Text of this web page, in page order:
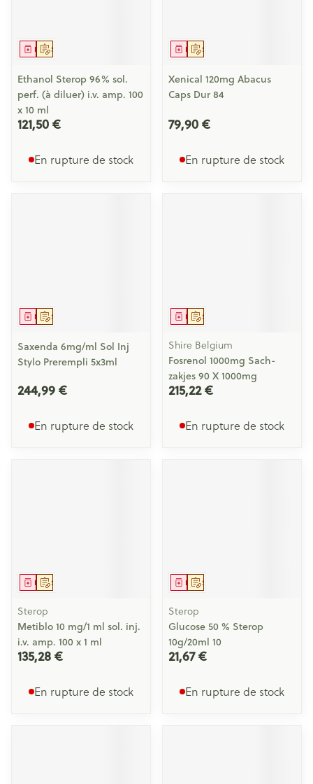
Sur prescription
Médicament
Ethanol Sterop 96% sol.
perf. (à diluer) i.v. amp. 100
x 10 ml
121,50 €
En rupture de stock
Sur prescription
Médicament
Xenical 120mg Abacus
Caps Dur 84
79,90 €
En rupture de stock
Sur prescription
Médicament
Saxenda 6mg/ml Sol Inj
Stylo Prerempli 5x3ml
244,99 €
En rupture de stock
Sur prescription
Médicament
Shire Belgium
Fosrenol 1000mg Sach-
zakjes 90 X 1000mg
215,22 €
En rupture de stock
Sur prescription
Médicament
Sterop
Metiblo 10 mg/1 ml sol. inj.
i.v. amp. 100 x 1 ml
135,28 €
En rupture de stock
Sur prescription
Médicament
Sterop
Glucose 50 % Sterop
10g/20ml 10
21,67 €
En rupture de stock